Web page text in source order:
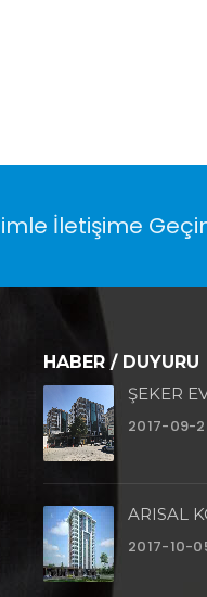
İletişime
HABER / DUYURU
ŞEKER
2017-09-
ARISAL
2017-10-